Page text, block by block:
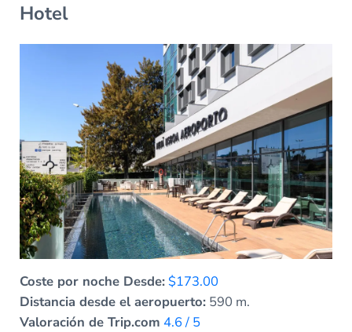
Hotel
Coste por noche Desde: $173.00
Distancia desde el aeropuerto:590 m.
Valoración de Trip.com 4.6 / 5